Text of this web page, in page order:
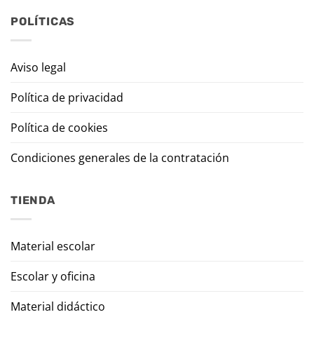
POLÍTICAS
Aviso legal
Política de privacidad
Política de cookies
Condiciones generales de la contratación
TIENDA
Material escolar
Escolar y oficina
Material didáctico